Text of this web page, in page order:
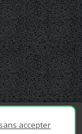
accepter